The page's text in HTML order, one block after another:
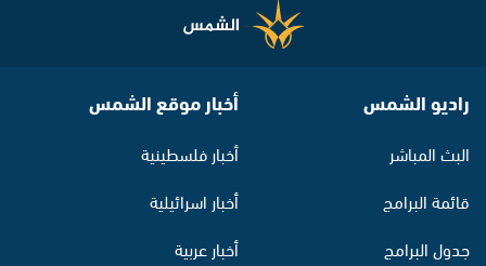
راديو الشمس
البث المباشر
قائمة البرامج
جدول البرامج
أخبار موقع الشمس
أخبار فلسطينية
أخبار اسرائيلية
أخبار عربية